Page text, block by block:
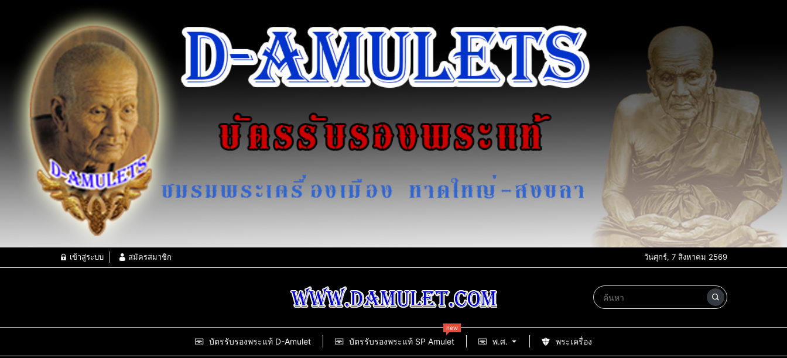
เข้าสู่ระบบ สมัครสมาชิก วันศุกร์, 7 สิงหาคม 2569
บัตรรับรองพระแท้ D-Amulet บัตรรับรองพระแท้ SP Amulet
new
พ.ศ. พระเครื่อง